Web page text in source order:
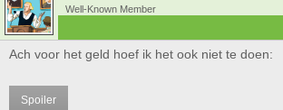
Well-Known Member
Ach voor het geld hoef ik het ook niet te doen:
Spoiler